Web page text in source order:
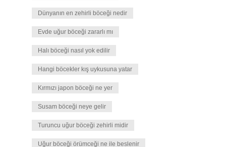
Dünyanın en zehirli böceği nedir
Evde uğur böceği zararlı mı
Halı böceği nasıl yok edilir
Hangi böcekler kış uykusuna yatar
Kırmızı japon böceği ne yer
Susam böceği neye gelir
Turuncu uğur böceği zehirli midir
Uğur böceği örümceği ne ile beslenir